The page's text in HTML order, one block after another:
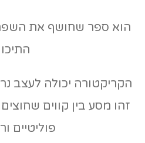
הוא ספר שחושף את
הקריקטורה יכולה לעצב
זהו מסע בין קווים
פוליטיים